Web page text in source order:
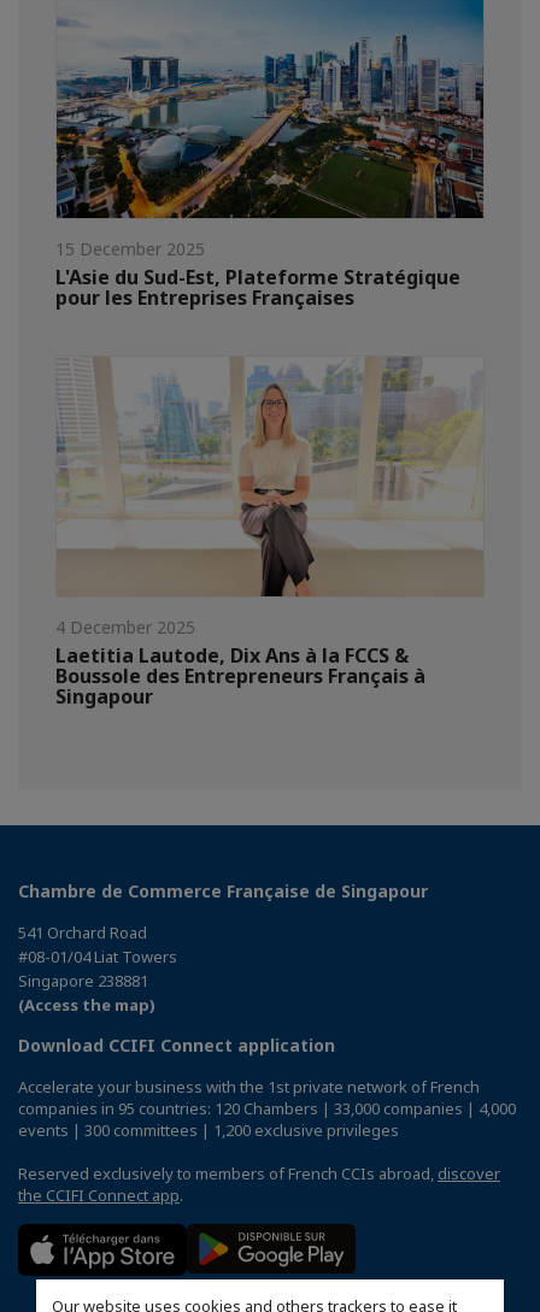
Our website uses cookies and others trackers to ease it
15 December 2025
L'Asie du Sud-Est, Plateforme Stratégique
pour les Entreprises Françaises
4 December 2025
Laetitia Lautode, Dix Ans à la FCCS &
Boussole des Entrepreneurs Français à
Singapour
Chambre de Commerce Française de Singapour
541 Orchard Road
#08-01/04 Liat Towers
Singapore 238881
(Access the map)
Download CCIFI Connect application
Accelerate your business with the 1st private network of French
companies in 95 countries: 120 Chambers | 33,000 companies | 4,000
events | 300 committees | 1,200 exclusive privileges
Reserved exclusively to members of French CCIs abroad, discover
the CCIFI Connect app.